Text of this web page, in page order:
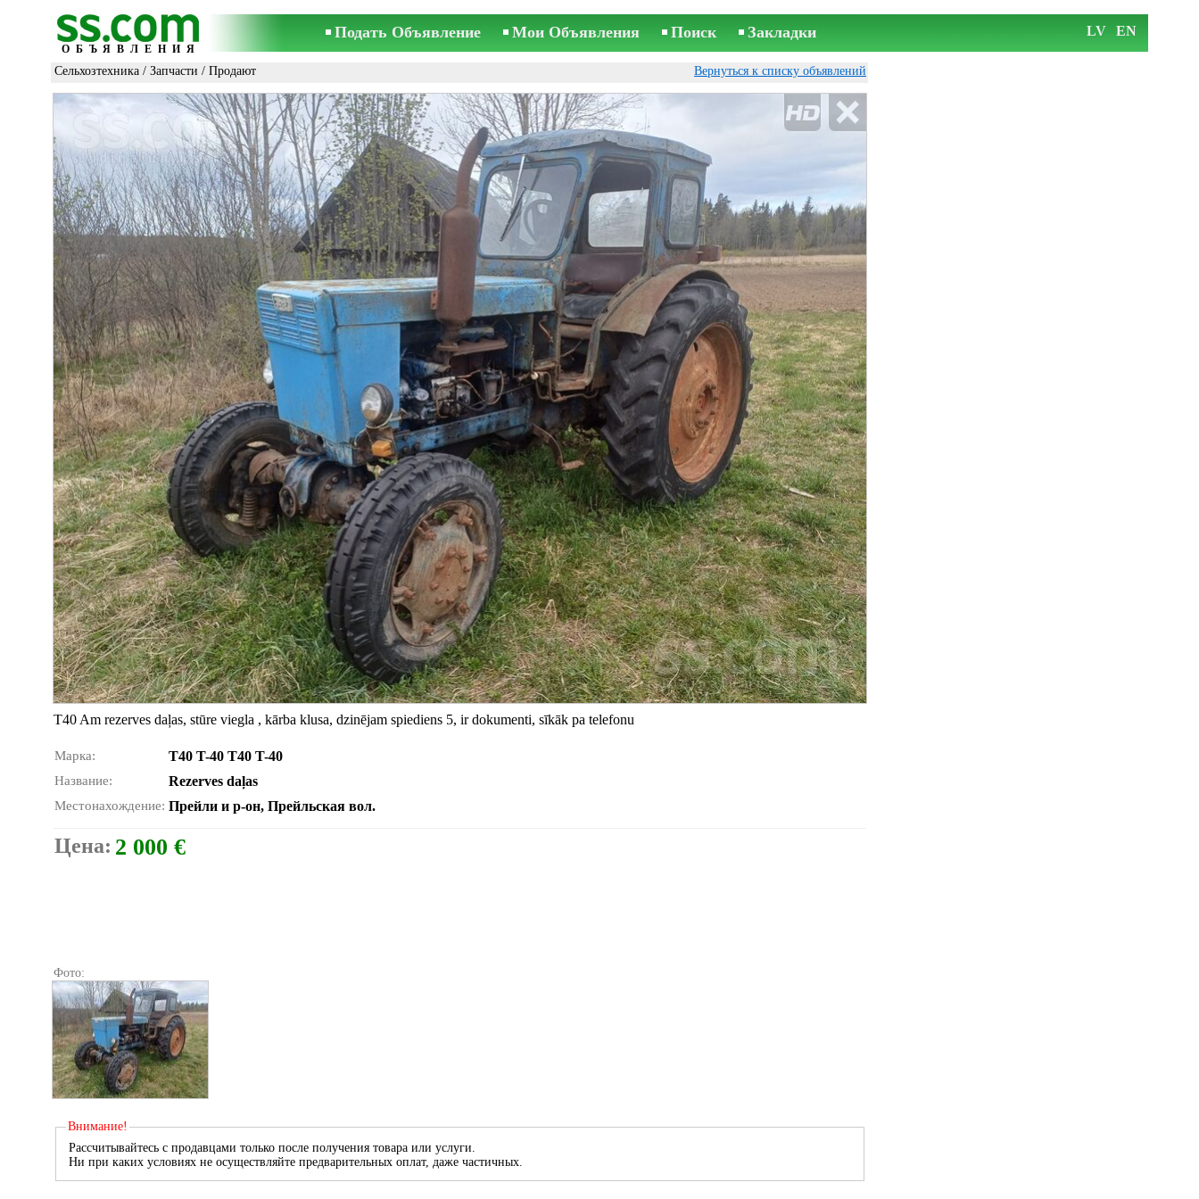
ОБЪЯВЛЕНИЯ
Подать Объявление Мои Объявления Поиск Закладки LV EN
Сельхозтехника / Запчасти / Продают Вернуться к списку объявлений
T40 Am rezerves daļas, stūre viegla , kārba klusa, dzinējam spiediens 5, ir dokumenti, sīkāk pa telefonu
Марка: T40 T-40 T40 T-40
Название: Rezerves daļas
Местонахождение: Прейли и р-он, Прейльская вол.
Цена: 2 000 €
Фото:
Внимание!
Рассчитывайтесь с продавцами только после получения товара или услуги.
Ни при каких условиях не осуществляйте предварительных оплат, даже частичных.